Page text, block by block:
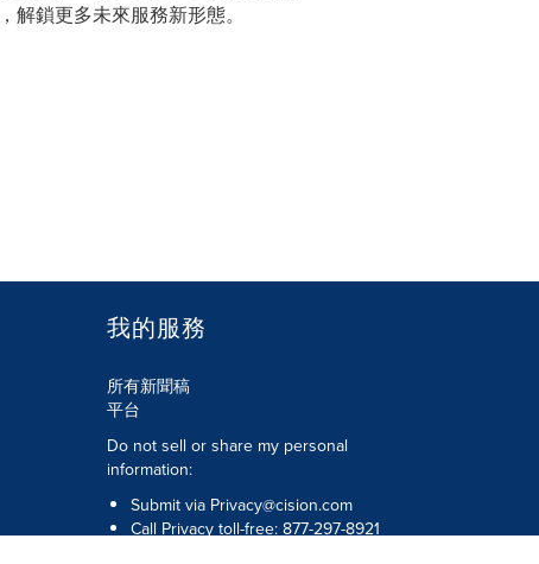
鎖更多未來服務新形態。
我的服務
所有新聞稿
平台
Do not sell or share my personal
information:
Submit via Privacy@cision.com
Call Privacy toll-free: 877-297-8921